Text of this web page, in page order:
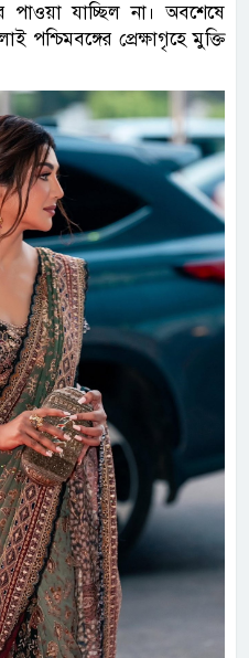
যাচ্ছিল না। অবশেষে
পশ্চিমবঙ্গের প্রেক্ষাগৃহে মুক্তি